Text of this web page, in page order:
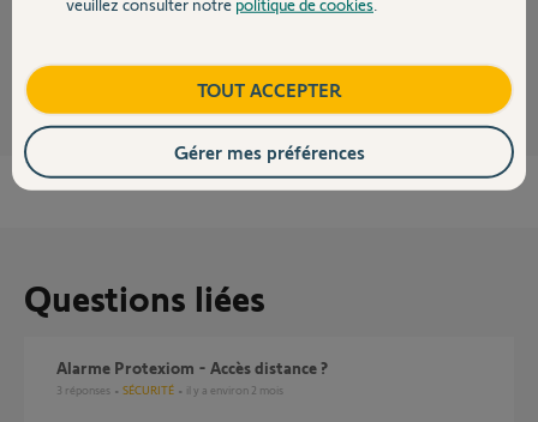
Contact
Questions liées
Alarme Protexiom - Accès distance ?
3 réponses SÉCURITÉ il y a environ 2 mois
TOUT ACCEPTER
Gérer mes préférences